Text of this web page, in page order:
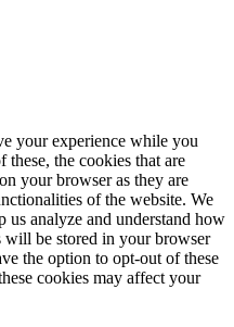
your experience while you
the cookies that are
your browser as they are
of the website. We
us analyze and understand how
will be stored in your browser
the option to opt-out of these
cookies may affect your